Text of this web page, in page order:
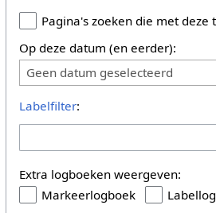
Pagina's zoeken die met deze
Op deze datum (en eerder):
Geen datum geselecteerd
Labelfilter:
Extra logboeken weergeven:
Markeerlogboek